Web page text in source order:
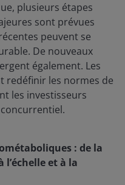
plusieurs étapes
sont prévues
peuvent se
De nouveaux
également. Les
redéfinir les normes de
les investisseurs
: de la
l’échelle et à la